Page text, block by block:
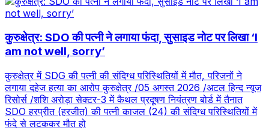
कुरुक्षेत्र: SDO की पत्नी ने लगाया फंदा, सुसाइड नोट पर लिखा ‘I
am not well, sorry’
कुरुक्षेत्र में SDG की पत्नी की संदिग्ध परिस्थितियों में मौत, परिजनों ने
लगाया दहेज हत्या का आरोप कुरुक्षेत्र /05 अगस्त 2026 /अटल हिन्द न्यूज
रिसोर्स /शशि अरोड़ा सेक्टर-3 में कैथल प्रदूषण नियंत्रण बोर्ड में तैनात
SDO हरप्रीत (हरजीत) की पत्नी काजल (24) की संदिग्ध परिस्थितियों में
फंदे से लटककर मौत हो